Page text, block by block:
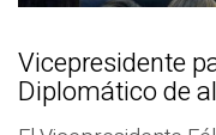
Vicepresidente
Diplomático de